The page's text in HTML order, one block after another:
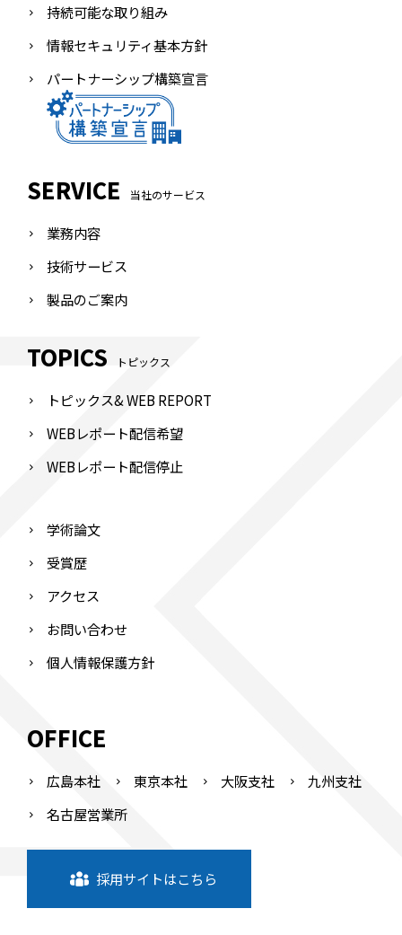
持続可能な取り組み
情報セキュリティ基本方針
パートナーシップ構築宣言
SERVICE 当社のサービス
業務内容
技術サービス
製品のご案内
TOPICS トピックス
トピックス& WEB REPORT
WEBレポート配信希望
WEBレポート配信停止
学術論文
受賞歴
アクセス
お問い合わせ
個人情報保護方針
OFFICE
広島本社 東京本社 大阪支社
九州支社
名古屋営業所
採用サイトはこちら